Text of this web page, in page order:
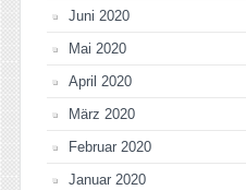
Juni 2020
Mai 2020
April 2020
März 2020
Februar 2020
Januar 2020